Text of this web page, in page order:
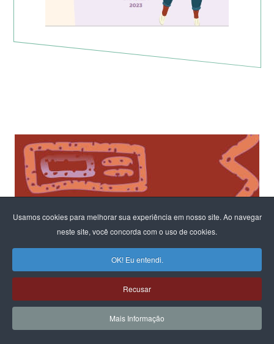
Usamos cookies para melhorar sua experiência em nosso site. Ao navegar
neste site, você concorda com o uso de cookies.
OK! Eu entendi.
Recusar
Mais Informação